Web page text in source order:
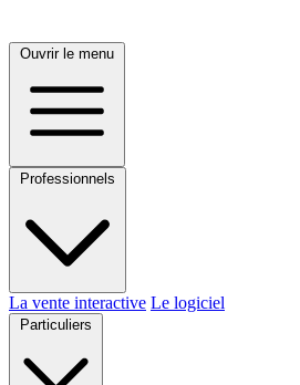
Ouvrir le menu
Professionnels
La vente interactive Le logiciel
Particuliers